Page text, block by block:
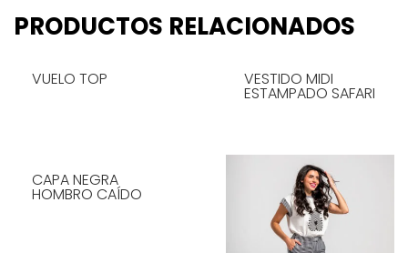
PRODUCTOS RELACIONADOS
VUELO TOP
LEER MÁS
VESTIDO MIDI
ESTAMPADO SAFARI
LEER MÁS
CAPA NEGRA
HOMBRO CAÍDO